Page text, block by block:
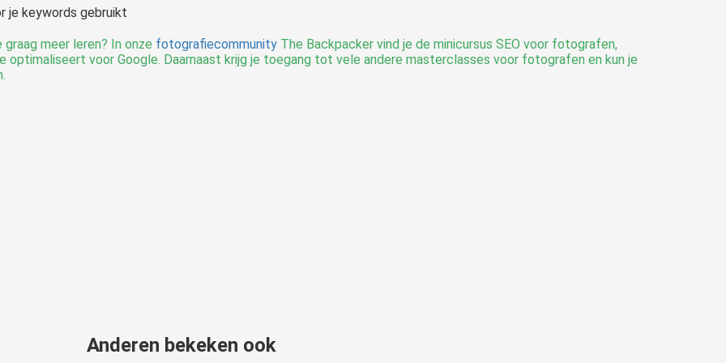
je keywords gebruikt
meer leren? In onze fotografiecommunity The Backpacker vind je de minicursus SEO voor fotografen,
optimaliseert voor Google. Daarnaast krijg je toegang tot vele andere masterclasses voor fotografen en kun je
Anderen bekeken ook